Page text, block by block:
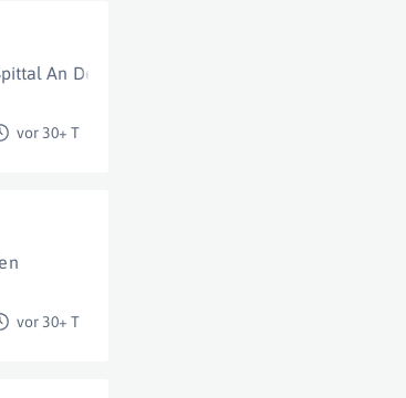
An Der Drau (Bezirk)
vor 30+ T
vor 30+ T